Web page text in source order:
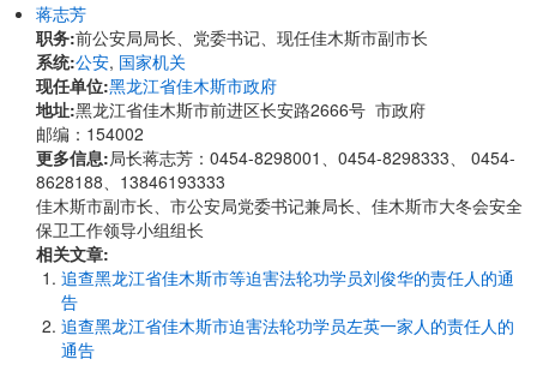
蒋志芳
职务:前公安局局长、党委书记、现任佳木斯市副市长
系统:公安, 国家机关
现任单位:黑龙江省佳木斯市政府
地址:​黑龙江省佳木斯市前进区长安路2666号 市政府
邮编：154002
更多信息:局长蒋志芳：0454-8298001、0454-8298333、 0454-
8628188、13846193333
佳木斯市副市长、市公安局党委书记兼局长、佳木斯市大冬会安全
保卫工作领导小组组长
相关文章:
追查黑龙江省佳木斯市等迫害法轮功学员刘俊华的责任人的通
告
追查黑龙江省佳木斯市迫害法轮功学员左英一家人的责任人的
通告